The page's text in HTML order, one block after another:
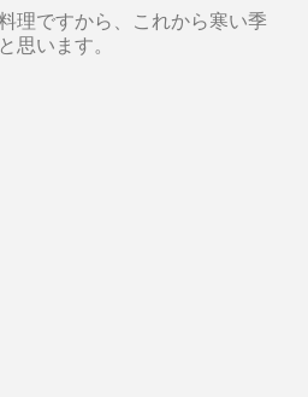
理ですから、これから寒い季
思います。